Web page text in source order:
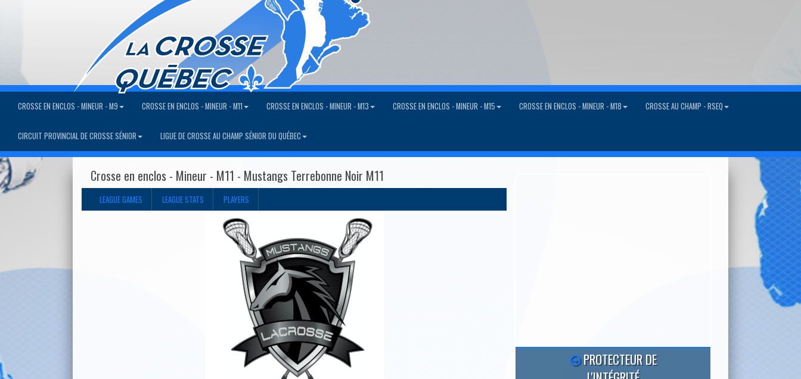
CROSSE EN ENCLOS - MINEUR - M9 CROSSE EN ENCLOS - MINEUR - M11 CROSSE EN ENCLOS - MINEUR - M13 CROSSE EN ENCLOS - MINEUR - M15 CROSSE EN ENCLOS - MINEUR - M18 CROSSE AU CHAMP - RSEQ
CIRCUIT PROVINCIAL DE CROSSE SÉNIOR LIGUE DE CROSSE AU CHAMP SÉNIOR DU QUÉBEC
Crosse en enclos - Mineur - M11 - Mustangs Terrebonne Noir M11
LEAGUE GAMES LEAGUE STATS PLAYERS
PROTECTEUR DE